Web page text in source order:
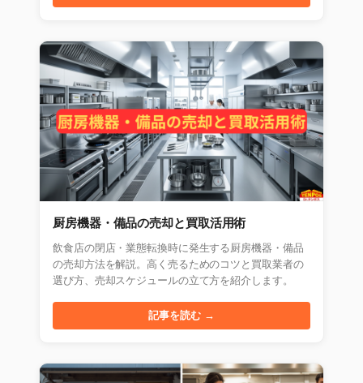
厨房機器・備品の売却と買取活用術
飲食店の閉店・業態転換時に発生する厨房機器・備品
の売却方法を解説。高く売るためのコツと買取業者の
選び方、売却スケジュールの立て方を紹介します。
記事を読む →